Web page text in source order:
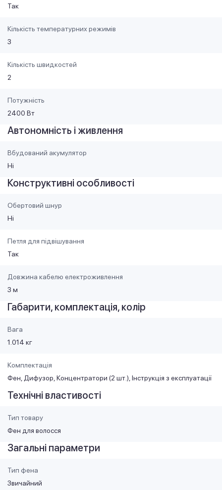
Так
Кількість температурних режимів
3
Кількість швидкостей
2
Потужність
2400 Вт
Автономність і живлення
Вбудований акумулятор
Ні
Конструктивні особливості
Обертовий шнур
Ні
Петля для підвішування
Так
Довжина кабелю електроживлення
3 м
Габарити, комплектація, колір
Вага
1.014 кг
Комплектація
Фен, Дифузор, Концентратори (2 шт.), Інструкція з експлуатації
Технічні властивості
Тип товару
Фен для волосся
Загальні параметри
Тип фена
Звичайний